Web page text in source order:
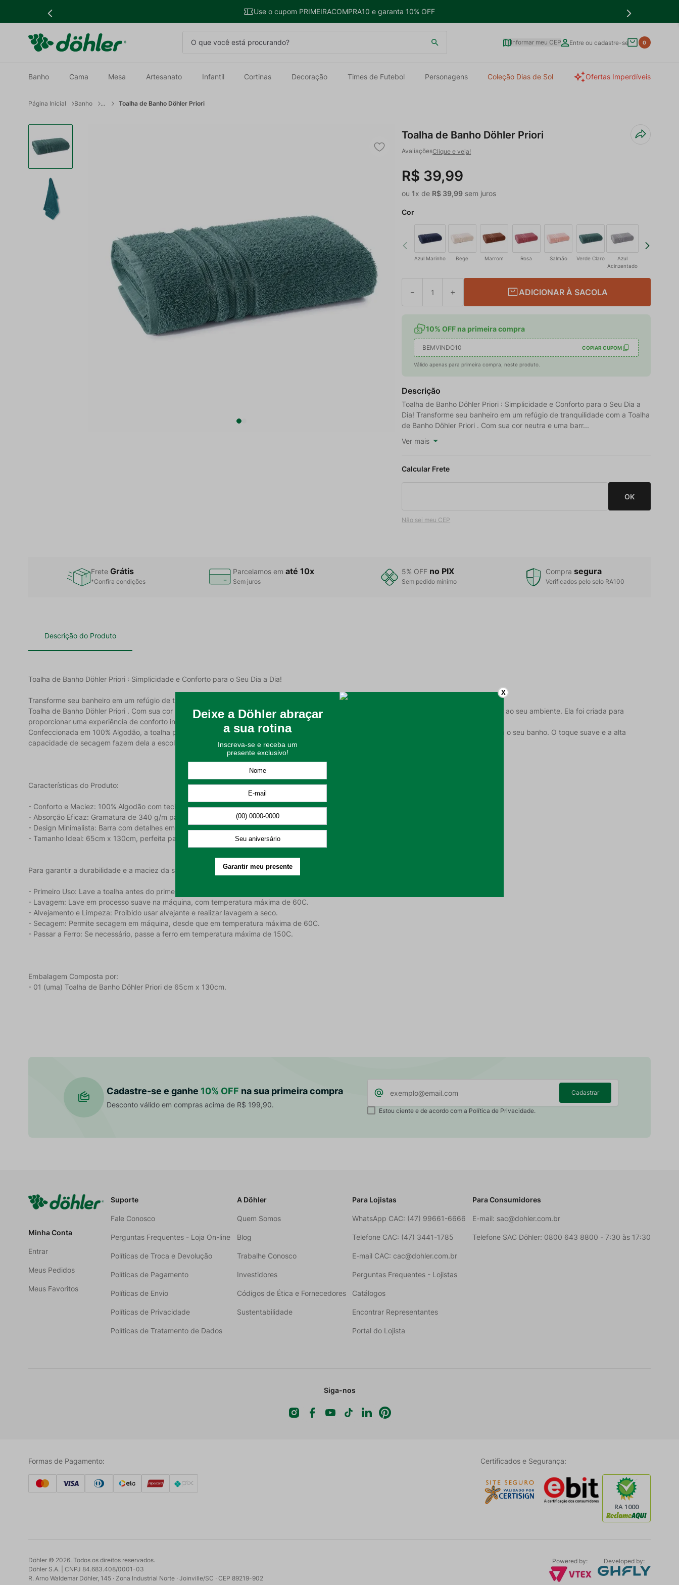
Use o cupom PRIMEIRACOMPRA10 e garanta 10% OFF
Informar meu CEP Entre ou cadastre-se 0
Banho Cama Mesa Artesanato Infantil Cortinas Decoração Times de Futebol Personagens Coleção Dias de Sol Ofertas Imperdíveis
Banho Toalha de Banho Döhler Priori
Toalha de Banho Döhler Priori
Clique e veja!
R$ 39,99
ou1x de R$ 39,99 sem juros
Cor
Azul Marinho Bege Marrom Rosa Salmão Verde Claro
Azul
Acinzentado
＋
－ ADICIONAR À SACOLA
10% OFF na primeira compra
BEMVINDO10 COPIAR CUPOM
Válido apenas para primeira compra, neste produto.
Descrição
Toalha de Banho Döhler Priori : Simplicidade e Conforto para o Seu Dia a
Dia! Transforme seu banheiro em um refúgio de tranquilidade com a Toalha
de Banho Döhler Priori . Com sua cor neutra e uma barr...
Ver mais
Não sei meu CEP
Frete Grátis
*Confira condições
Parcelamos ematé 10x
Sem juros
5% OFF no PIX
Sem pedido mínimo
Compra segura
Verificados pelo selo RA100
Descrição do Produto
Toalha de Banho Döhler Priori : Simplicidade e Conforto para o Seu Dia a Dia!
Transforme seu banheiro em um refúgio de tranquilidade com a
Toalha de Banho Döhler Priori . Com sua cor neutra e uma barra com detalhes delicados, esta toalha traz um toque de modernidade e elegância ao seu ambiente. Ela foi criada para
proporcionar uma experiência de conforto incomparável, unindo o essencial à qualidade que você busca.
Confeccionada em 100% Algodão, a toalha possui um tecido felpudo e uma gramatura de 340 g/m, garantindo a maciez e absorção ideais para o seu banho. O toque suave e a alta
capacidade de secagem fazem dela a escolha perfeita para a sua rotina diária.
Características do Produto:
- Conforto e Maciez: 100% Algodão com tecido felpudo, proporcionando um toque suave e delicado.
- Absorção Eficaz: Gramatura de 340 g/m para uma secagem rápida e eficiente.
- Design Minimalista: Barra com detalhes em relevo que adicionam sofisticação ao produto.
- Tamanho Ideal: 65cm x 130cm, perfeita para o uso diário.
Para garantir a durabilidade e a maciez da sua Toalha de Banho Döhler Priori, siga estas recomendações:
- Primeiro Uso: Lave a toalha antes do primeiro uso para otimizar a maciez e absorção.
- Lavagem: Lave em processo suave na máquina, com temperatura máxima de 60C.
- Alvejamento e Limpeza: Proibido usar alvejante e realizar lavagem a seco.
- Secagem: Permite secagem em máquina, desde que em temperatura máxima de 60C.
- Passar a Ferro: Se necessário, passe a ferro em temperatura máxima de 150C.
Embalagem Composta por:
- 01 (uma) Toalha de Banho Döhler Priori de 65cm x 130cm.
Cadastre-se e ganhe 10% OFF na sua primeira compra
Desconto válido em compras acima de R$ 199,90.
Cadastrar
Estou ciente e de acordo com a Política de Privacidade.
Minha Conta
Entrar
Meus Pedidos
Meus Favoritos
Suporte
Fale Conosco
Perguntas Frequentes - Loja On-line
Políticas de Troca e Devolução
Políticas de Pagamento
Políticas de Envio
Políticas de Privacidade
Políticas de Tratamento de Dados
A Döhler
Quem Somos
Blog
Trabalhe Conosco
Investidores
Códigos de Ética e Fornecedores
Sustentabilidade
Para Lojistas
WhatsApp CAC: (47) 99661-6666
Telefone CAC: (47) 3441-1785
E-mail CAC: cac@dohler.com.br
Perguntas Frequentes - Lojistas
Catálogos
Encontrar Representantes
Portal do Lojista
Para Consumidores
E-mail: sac@dohler.com.br
Telefone SAC Döhler: 0800 643 8800 - 7:30 às 17:30
Siga-nos
Formas de Pagamento: Certificados e Segurança:
Döhler © 2026. Todos os direitos reservados.
Döhler S.A. | CNPJ 84.683.408/0001-03
R. Arno Waldemar Döhler, 145 · Zona Industrial Norte · Joinville/SC · CEP 89219-902
Powered by: Developed by:
X